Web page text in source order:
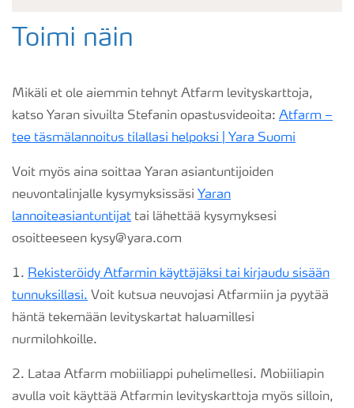
Toimi näin
Mikäli et ole aiemmin tehnyt Atfarm levityskarttoja,
katso Yaran sivuilta Stefanin opastusvideoita: Atfarm –
tee täsmälannoitus tilallasi helpoksi | Yara Suomi
Voit myös aina soittaa Yaran asiantuntijoiden
neuvontalinjalle kysymyksissäsi Yaran
lannoiteasiantuntijat tai lähettää kysymyksesi
osoitteeseen kysy@yara.com
1. Rekisteröidy Atfarmin käyttäjäksi tai kirjaudu sisään
tunnuksillasi. Voit kutsua neuvojasi Atfarmiin ja pyytää
häntä tekemään levityskartat haluamillesi
nurmilohkoille.
2. Lataa Atfarm mobiiliappi puhelimellesi. Mobiiliapin
avulla voit käyttää Atfarmin levityskarttoja myös silloin,